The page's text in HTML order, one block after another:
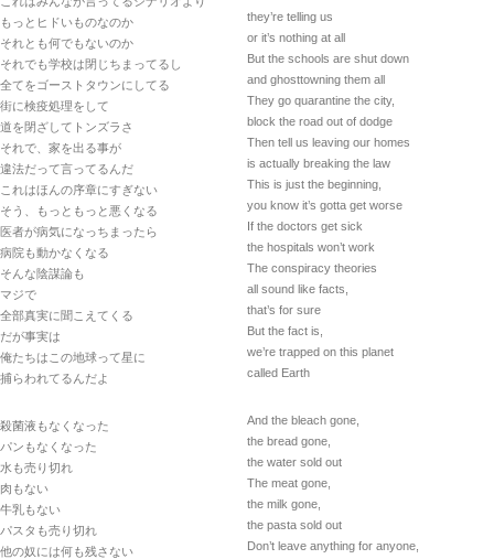
もっとヒドいものなのか
それとも何でもないのか
それでも学校は閉じちまってるし
全てをゴーストタウンにしてる
街に検疫処理をして
道を閉ざしてトンズラさ
それで、家を出る事が
違法だって言ってるんだ
これはほんの序章にすぎない
そう、もっともっと悪くなる
医者が病気になっちまったら
病院も動かなくなる
そんな陰謀論も
マジで
全部真実に聞こえてくる
だが事実は
俺たちはこの地球って星に
捕らわれてるんだよ
殺菌液もなくなった
パンもなくなった
水も売り切れ
肉もない
牛乳もない
パスタも売り切れ
他の奴には何も残さない
they’re telling us
or it’s nothing at all
But the schools are shut down
and ghosttowning them all
They go quarantine the city,
block the road out of dodge
Then tell us leaving our homes
is actually breaking the law
This is just the beginning,
you know it’s gotta get worse
If the doctors get sick
the hospitals won’t work
The conspiracy theories
all sound like facts,
that’s for sure
But the fact is,
we’re trapped on this planet
called Earth
And the bleach gone,
the bread gone,
the water sold out
The meat gone,
the milk gone,
the pasta sold out
Don’t leave anything for anyone,